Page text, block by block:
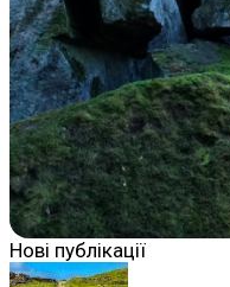
Нові публікації